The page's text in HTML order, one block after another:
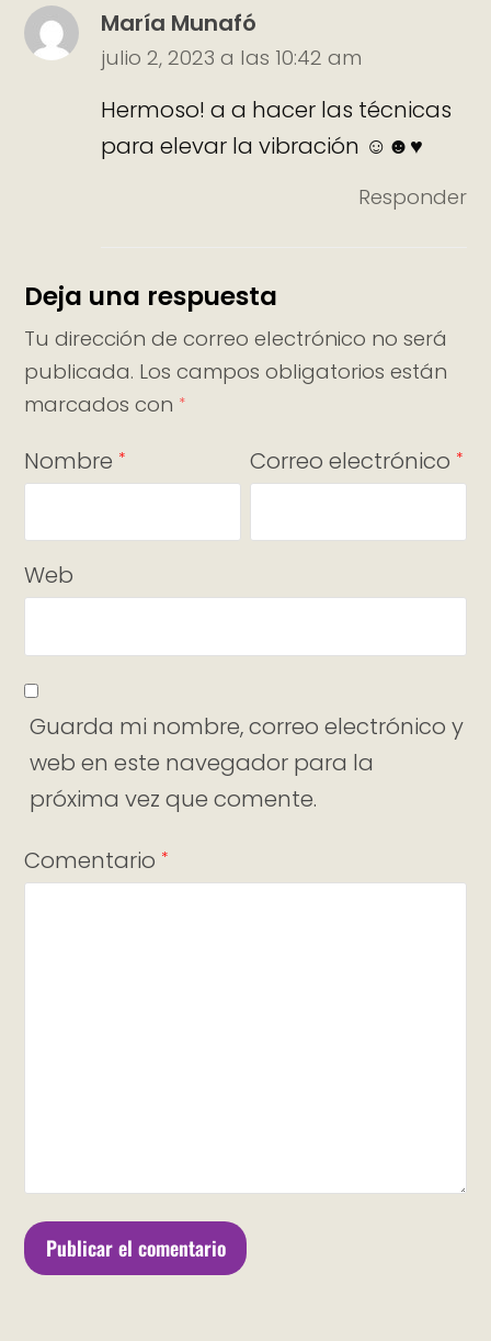
María Munafó
julio 2, 2023 a las 10:42 am
Hermoso! a a hacer las técnicas
para elevar la vibración ☺☻♥
Responder
Deja una respuesta
Tu dirección de correo electrónico no será
publicada. Los campos obligatorios están
marcados con *
Nombre * Correo electrónico *
Web
Guarda mi nombre, correo electrónico y
web en este navegador para la
próxima vez que comente.
Comentario *